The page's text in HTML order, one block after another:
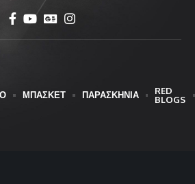
ΜΠΑΣΚΕΤ ΠΑΡΑΣΚΗΝΙΑ
RED
BLOGS